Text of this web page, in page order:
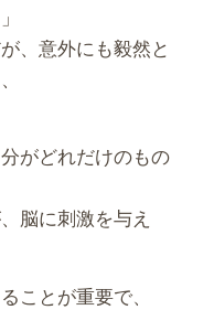
、意外にも毅然と
がどれだけのもの
脳に刺激を与え
ことが重要で、